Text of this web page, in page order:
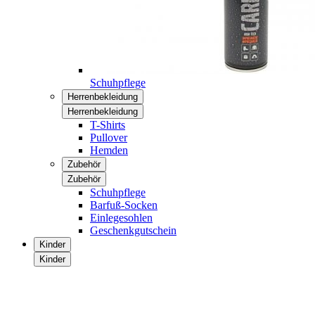
Schuhpflege
Herrenbekleidung
Herrenbekleidung
T-Shirts
Pullover
Hemden
Zubehör
Zubehör
Schuhpflege
Barfuß-Socken
Einlegesohlen
Geschenkgutschein
Kinder
Kinder